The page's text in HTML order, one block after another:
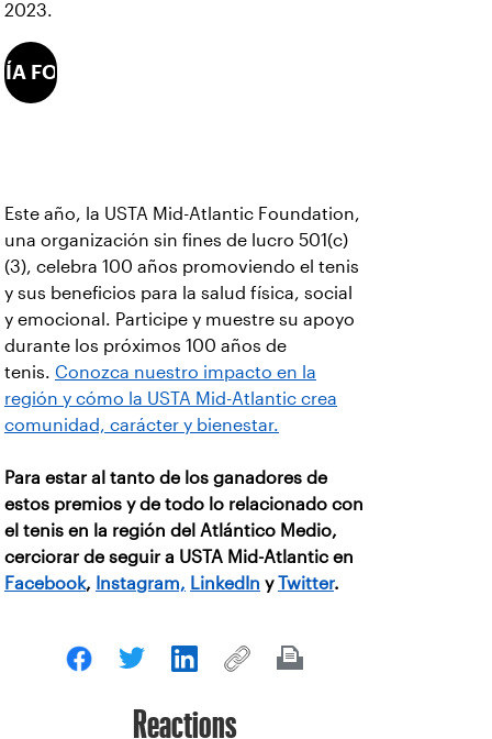
2023.
FOTOS!
Este año, la USTA Mid-Atlantic Foundation,
una organización sin fines de lucro 501(c)
(3), celebra 100 años promoviendo el tenis
y sus beneficios para la salud física, social
y emocional. Participe y muestre su apoyo
durante los próximos 100 años de
tenis. Conozca nuestro impacto en la
región y cómo la USTA Mid-Atlantic crea
comunidad, carácter y bienestar.
Para estar al tanto de los ganadores de
estos premios y de todo lo relacionado con
el tenis en la región del Atlántico Medio,
cerciorar de seguir a USTA Mid-Atlantic en
Facebook, Instagram, LinkedIn yTwitter.
Reactions